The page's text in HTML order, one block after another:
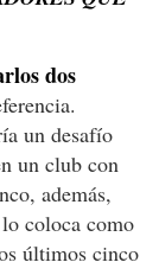
dos
un desafío
un club con
además,
coloca como
últimos cinco